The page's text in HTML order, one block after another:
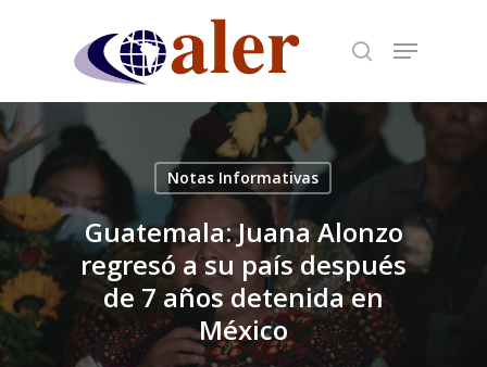
content
Notas Informativas
Guatemala: Juana Alonzo
regresó a su país después
de 7 años detenida en
México